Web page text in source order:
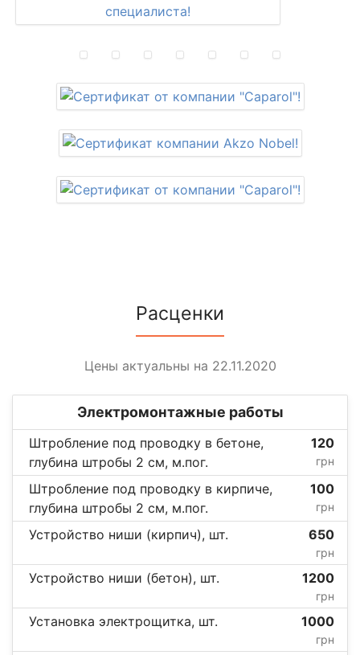
Расценки
Цены актуальны на 22.11.2020
Электромонтажные работы
Штробление под проводку в бетоне,
глубина штробы 2 см, м.пог.
120
грн
Штробление под проводку в кирпиче,
глубина штробы 2 см, м.пог.
100
грн
Устройство ниши (кирпич), шт. 650
грн
Устройство ниши (бетон), шт. 1200
грн
Установка электрощитка, шт. 1000
грн